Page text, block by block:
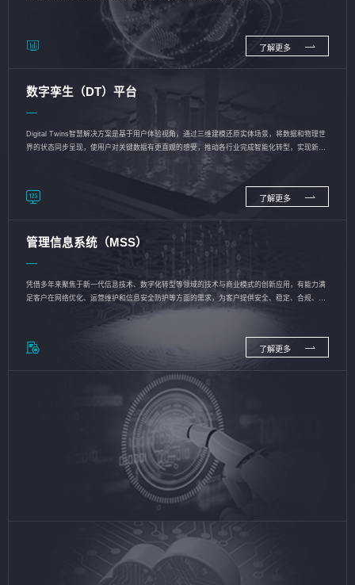
了解更多
数字孪生（DT）平台
Digital Twins智慧解决方案是基于用户体验视角，通过三维建模还原实体场景，将数据和物理世
界的状态同步呈现，使用户对关键数据有更直观的感受，推动各行业完成智能化转型，实现新旧
了解更多
管理信息系统（MSS）
凭借多年来聚焦于新一代信息技术、数字化转型等领域的技术与商业模式的创新应用，有能力满
足客户在网络优化、运营维护和信息安全防护等方面的需求，为客户提供安全、稳定、合规、持
了解更多